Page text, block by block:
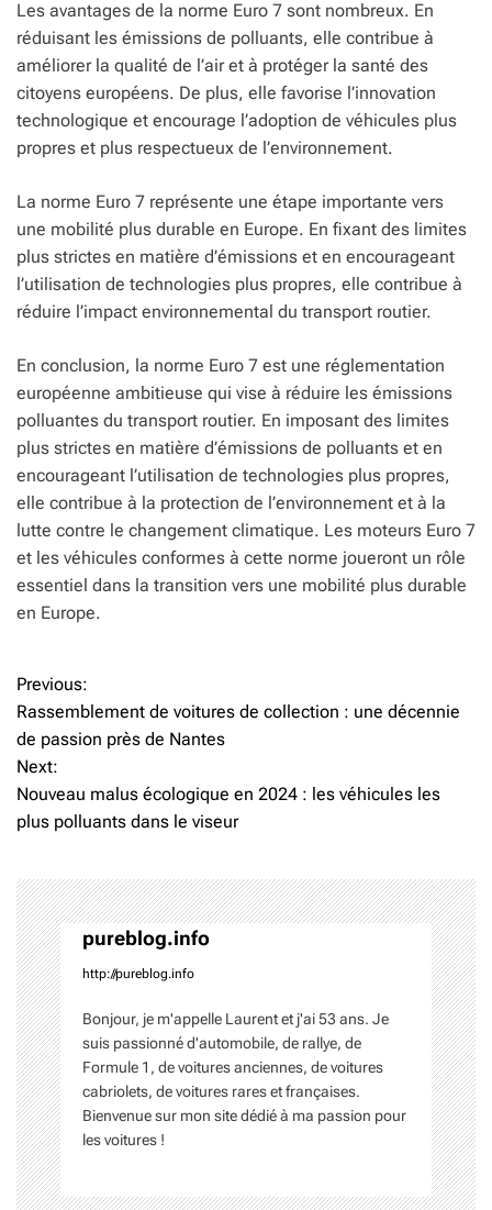
Les avantages de la norme Euro 7 sont nombreux. En
réduisant les émissions de polluants, elle contribue à
améliorer la qualité de l’air et à protéger la santé des
citoyens européens. De plus, elle favorise l’innovation
technologique et encourage l’adoption de véhicules plus
propres et plus respectueux de l’environnement.
La norme Euro 7 représente une étape importante vers
une mobilité plus durable en Europe. En fixant des limites
plus strictes en matière d’émissions et en encourageant
l’utilisation de technologies plus propres, elle contribue à
réduire l’impact environnemental du transport routier.
En conclusion, la norme Euro 7 est une réglementation
européenne ambitieuse qui vise à réduire les émissions
polluantes du transport routier. En imposant des limites
plus strictes en matière d’émissions de polluants et en
encourageant l’utilisation de technologies plus propres,
elle contribue à la protection de l’environnement et à la
lutte contre le changement climatique. Les moteurs Euro 7
et les véhicules conformes à cette norme joueront un rôle
essentiel dans la transition vers une mobilité plus durable
en Europe.
N
a
v
i
a
t
i
o
n
d
e
l
Previous:
Rassemblement de voitures de collection : une décennie
de passion près de Nantes
Next:
Nouveau malus écologique en 2024 : les véhicules les
plus polluants dans le viseur
pureblog.info
http://pureblog.info
Bonjour, je m'appelle Laurent et j'ai 53 ans. Je
suis passionné d'automobile, de rallye, de
Formule 1, de voitures anciennes, de voitures
cabriolets, de voitures rares et françaises.
Bienvenue sur mon site dédié à ma passion pour
les voitures !